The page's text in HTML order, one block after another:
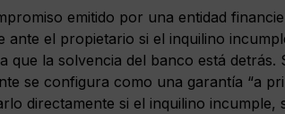
emitido por una entidad
ante el propietario si el inquilino
que la solvencia del banco está
se configura como una garantía “a
directamente si el inquilino incumple,